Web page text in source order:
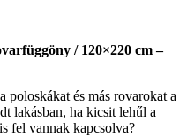
/ 120×220 cm –
poloskákat és más rovarokat a
lakásban, ha kicsit lehűl a
fel vannak kapcsolva?